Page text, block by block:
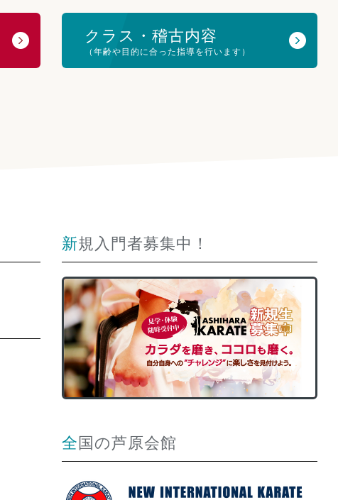
クラス・稽古内容
（年齢や目的に合った指導を行います）
新規入門者募集中！
全国の芦原会館